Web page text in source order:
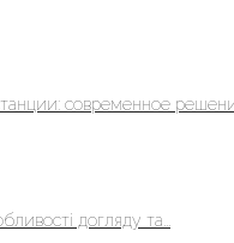
современное
догляду та...